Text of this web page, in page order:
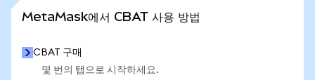
MetaMask에서 CBAT 사용 방법
CBAT 구매
몇 번의 탭으로 시작하세요.